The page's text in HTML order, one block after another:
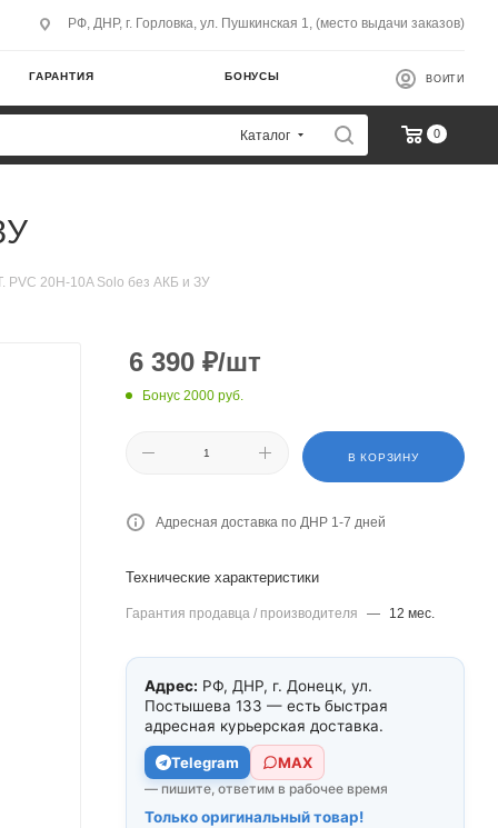
РФ, ДНР, г. Горловка, ул. Пушкинская 1, (место выдачи заказов)
ГАРАНТИЯ БОНУСЫ ВОЙТИ
Каталог 0
PVC 20H-10A Solo без АКБ и ЗУ
6 390 ₽/шт
Бонус 2000 руб.
В КОРЗИНУ
Адресная доставка по ДНР 1-7 дней
Технические характеристики
Гарантия продавца / производителя — 12 мес.
Адрес: РФ, ДНР, г. Донецк, ул.
Постышева 133 — есть быстрая
адресная курьерская доставка.
Telegram МАХ
— пишите, ответим в рабочее время
Только оригинальный товар!